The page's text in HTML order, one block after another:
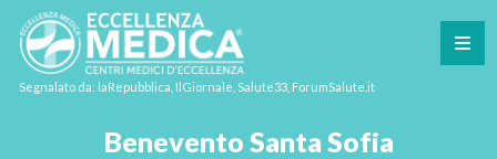
Segnalato da: laRepubblica, IlGiornale, Salute33, ForumSalute.it
Benevento Santa Sofia